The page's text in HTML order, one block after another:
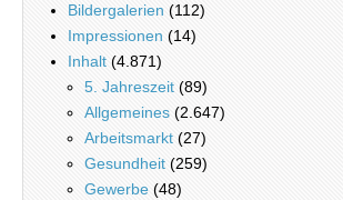
Bildergalerien (112)
Impressionen (14)
Inhalt (4.871)
5. Jahreszeit (89)
Allgemeines (2.647)
Arbeitsmarkt (27)
Gesundheit (259)
Gewerbe (48)